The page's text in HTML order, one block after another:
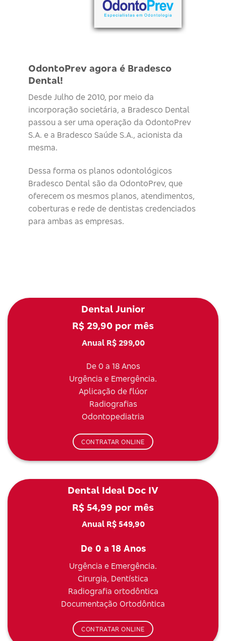
OdontoPrev agora é Bradesco
Dental!
Desde Julho de 2010, por meio da
incorporação societária, a Bradesco Dental
passou a ser uma operação da OdontoPrev
S.A. e a Bradesco Saúde S.A., acionista da
mesma.
Dessa forma os planos odontológicos
Bradesco Dental são da OdontoPrev, que
oferecem os mesmos planos, atendimentos,
coberturas e rede de dentistas credenciados
para ambas as empresas.
Dental Junior
R$ 29,90 por mês
Anual R$ 299,00
De 0 a 18 Anos
Urgência e Emergência.
Aplicação de flúor
Radiografias
Odontopediatria
CONTRATAR ONLINE
Dental Ideal Doc IV
R$ 54,99 por mês
Anual R$ 549,90
De 0 a 18 Anos
Urgência e Emergência.
Cirurgia, Dentística
Radiografia ortodôntica
Documentação Ortodôntica
CONTRATAR ONLINE